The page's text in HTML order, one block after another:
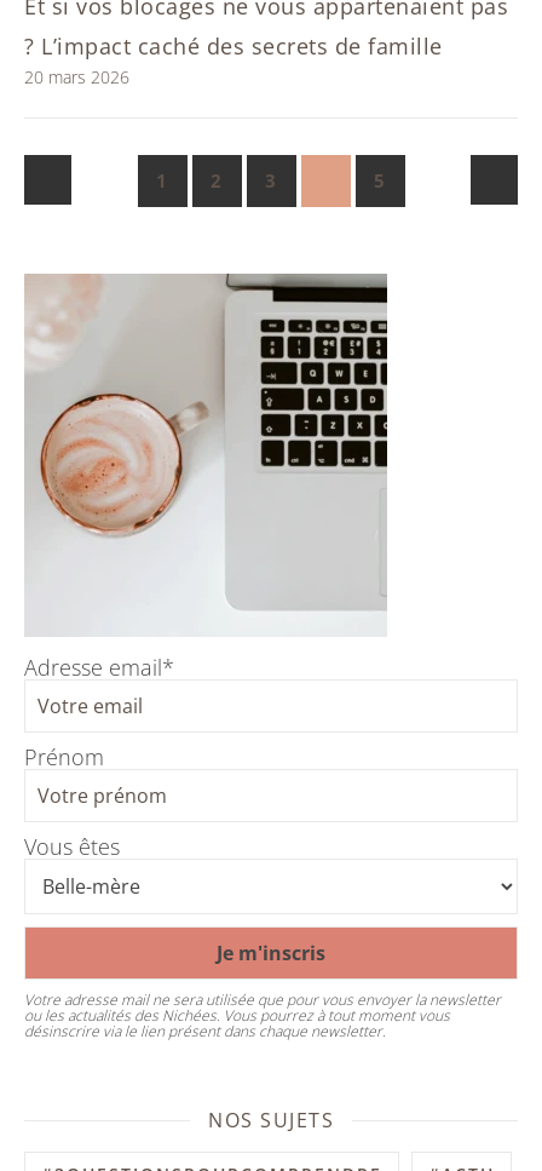
? L’impact caché des secrets de famille
20 mars 2026
1 2 3 5
Adresse email*
Prénom
Vous êtes
Votre adresse mail ne sera utilisée que pour vous envoyer la newsletter
ou les actualités des Nichées. Vous pourrez à tout moment vous
désinscrire via le lien présent dans chaque newsletter.
NOS SUJETS